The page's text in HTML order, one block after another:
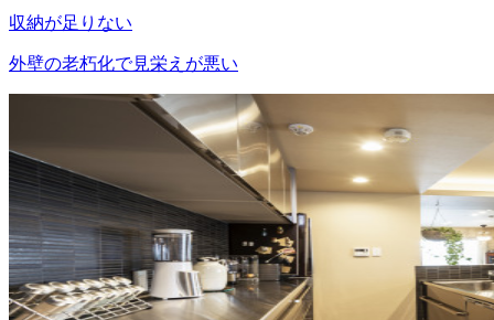
収納が足りない
外壁の老朽化で見栄えが悪い